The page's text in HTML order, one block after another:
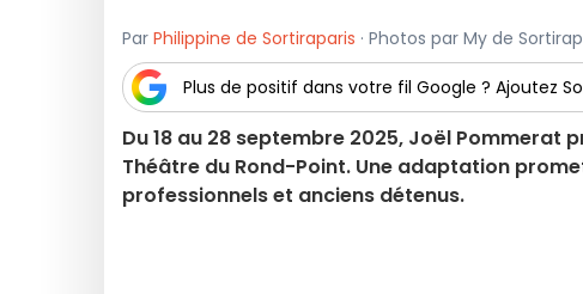
Par Philippine de Sortiraparis · Photos par My de
Plus de positif dans votre fil Google ? Ajoutez
Du 18 au 28 septembre 2025, Joël
Théâtre du Rond-Point. Une adaptation
professionnels et anciens détenus.